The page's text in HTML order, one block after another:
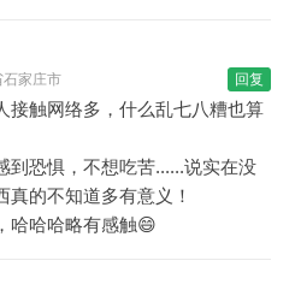
家庄市 回复
接触网络多，什么乱七八糟也算
到恐惧，不想吃苦......说实在没
真的不知道多有意义！
哈哈哈略有感触😄